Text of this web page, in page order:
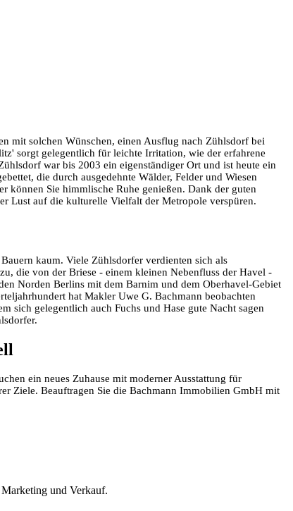
mit solchen Wünschen, einen Ausflug nach Zühlsdorf bei
sorgt gelegentlich für leichte Irritation, wie der erfahrene
war bis 2003 ein eigenständiger Ort und ist heute ein
die durch ausgedehnte Wälder, Felder und Wiesen
können Sie himmlische Ruhe genießen. Dank der guten
Lust auf die kulturelle Vielfalt der Metropole verspüren.
kaum. Viele Zühlsdorfer verdienten sich als
die von der Briese - einem kleinen Nebenfluss der Havel -
Norden Berlins mit dem Barnim und dem Oberhavel-Gebiet
hat Makler Uwe G. Bachmann beobachten
sich gelegentlich auch Fuchs und Hase gute Nacht sagen
ein neues Zuhause mit moderner Ausstattung für
Ziele. Beauftragen Sie die Bachmann Immobilien GmbH mit